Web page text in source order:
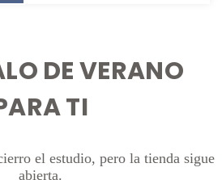
DE VERANO
TI
el estudio, pero la tienda sigue
abierta.